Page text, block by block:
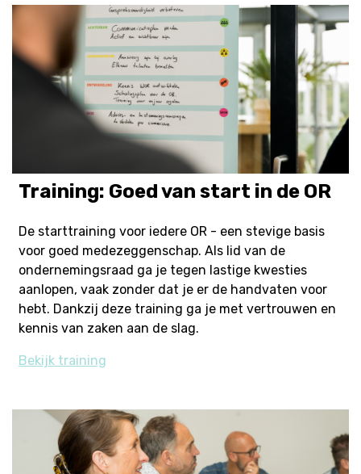
Training: Goed van start in de OR
De starttraining voor iedere OR - een stevige basis
voor goed medezeggenschap. Als lid van de
ondernemingsraad ga je tegen lastige kwesties
aanlopen, vaak zonder dat je er de handvaten voor
hebt. Dankzij deze training ga je met vertrouwen en
kennis van zaken aan de slag.
Bekijk training